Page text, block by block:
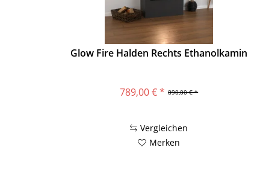
Glow Fire Halden Rechts Ethanolkamin
890,00 € *
789,00 € *
Vergleichen
Merken